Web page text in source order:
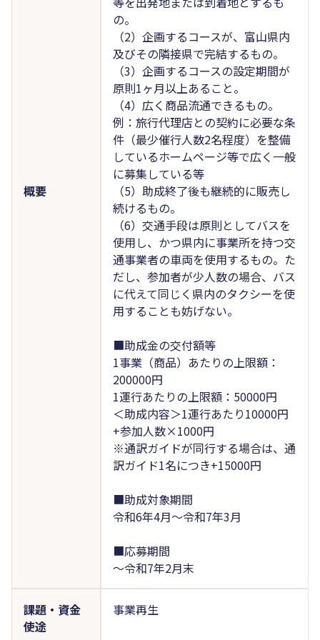
概要
の。
（2）企画するコースが、富山県内
及びその隣接県で完結するもの。
（3）企画するコースの設定期間が
原則1ヶ月以上あること。
（4）広く商品流通できるもの。
例：旅行代理店との契約に必要な条
件（最少催行人数2名程度）を整備
しているホームページ等で広く一般
に募集している等
（5）助成終了後も継続的に販売し
続けるもの。
（6）交通手段は原則としてバスを
使用し、かつ県内に事業所を持つ交
通事業者の車両を使用するもの。た
だし、参加者が少人数の場合、バス
に代えて同じく県内のタクシーを使
用することも妨げない。
■助成金の交付額等
1事業（商品）あたりの上限額：
200000円
1運行あたりの上限額：50000円
＜助成内容＞1運行あたり10000円
+参加人数×1000円
※通訳ガイドが同行する場合は、通
訳ガイド1名につき+15000円
■助成対象期間
令和6年4月～令和7年3月
■応募期間
～令和7年2月末
課題・資金
使途
事業再生